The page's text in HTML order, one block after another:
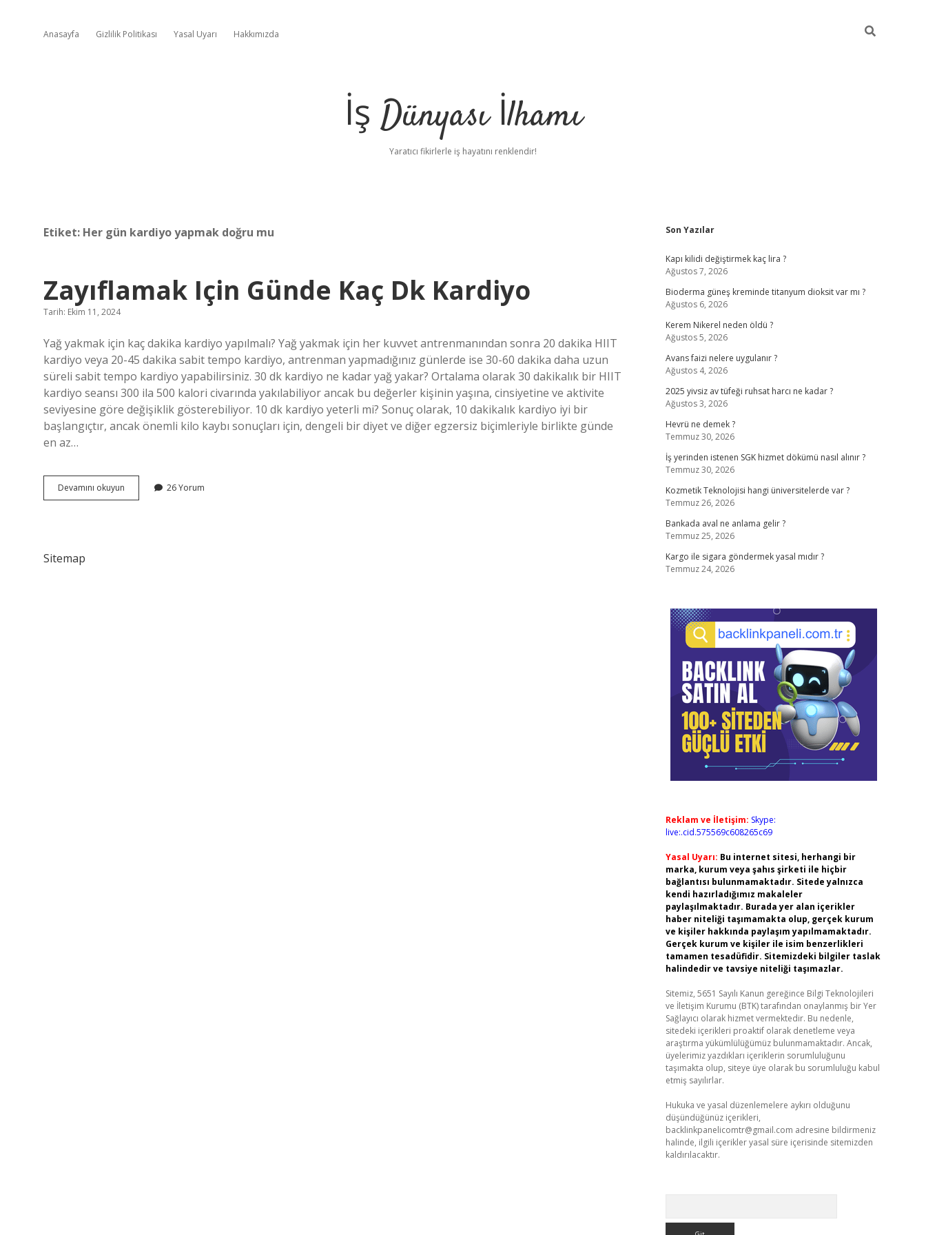
Anasayfa Gizlilik Politikası Yasal Uyarı Hakkımızda
İş Dünyası İlhamı
Yaratıcı fikirlerle iş hayatını renklendir!
Etiket: Her gün kardiyo yapmak doğru mu
Zayıflamak Için Günde Kaç Dk Kardiyo
Tarih: Ekim 11, 2024
Yağ yakmak için kaç dakika kardiyo yapılmalı? Yağ yakmak için her kuvvet antrenmanından sonra 20 dakika HIIT
kardiyo veya 20-45 dakika sabit tempo kardiyo, antrenman yapmadığınız günlerde ise 30-60 dakika daha uzun
süreli sabit tempo kardiyo yapabilirsiniz. 30 dk kardiyo ne kadar yağ yakar? Ortalama olarak 30 dakikalık bir HIIT
kardiyo seansı 300 ila 500 kalori civarında yakılabiliyor ancak bu değerler kişinin yaşına, cinsiyetine ve aktivite
seviyesine göre değişiklik gösterebiliyor. 10 dk kardiyo yeterli mi? Sonuç olarak, 10 dakikalık kardiyo iyi bir
başlangıçtır, ancak önemli kilo kaybı sonuçları için, dengeli bir diyet ve diğer egzersiz biçimleriyle birlikte günde
en az…
Devamını okuyun Zayıflamak
Için
26 Yorum
Sitemap
Sidebar
Son Yazılar
Kapı kilidi değiştirmek kaç lira ?
Ağustos 7, 2026
Bioderma güneş kreminde titanyum dioksit var mı ?
Ağustos 6, 2026
Kerem Nikerel neden öldü ?
Ağustos 5, 2026
Avans faizi nelere uygulanır ?
Ağustos 4, 2026
2025 yivsiz av tüfeği ruhsat harcı ne kadar ?
Ağustos 3, 2026
Hevrü ne demek ?
Temmuz 30, 2026
İş yerinden istenen SGK hizmet dökümü nasıl alınır ?
Temmuz 30, 2026
Kozmetik Teknolojisi hangi üniversitelerde var ?
Temmuz 26, 2026
Bankada aval ne anlama gelir ?
Temmuz 25, 2026
Kargo ile sigara göndermek yasal mıdır ?
Temmuz 24, 2026
Reklam ve İletişim: Skype:
live:.cid.575569c608265c69
Yasal Uyarı: Bu internet sitesi, herhangi bir
marka, kurum veya şahıs şirketi ile hiçbir
bağlantısı bulunmamaktadır. Sitede yalnızca
kendi hazırladığımız makaleler
paylaşılmaktadır. Burada yer alan içerikler
haber niteliği taşımamakta olup, gerçek kurum
ve kişiler hakkında paylaşım yapılmamaktadır.
Gerçek kurum ve kişiler ile isim benzerlikleri
tamamen tesadüfidir. Sitemizdeki bilgiler taslak
halindedir ve tavsiye niteliği taşımazlar.
Sitemiz, 5651 Sayılı Kanun gereğince Bilgi Teknolojileri
ve İletişim Kurumu (BTK) tarafından onaylanmış bir Yer
Sağlayıcı olarak hizmet vermektedir. Bu nedenle,
sitedeki içerikleri proaktif olarak denetleme veya
araştırma yükümlülüğümüz bulunmamaktadır. Ancak,
üyelerimiz yazdıkları içeriklerin sorumluluğunu
taşımakta olup, siteye üye olarak bu sorumluluğu kabul
etmiş sayılırlar.
Hukuka ve yasal düzenlemelere aykırı olduğunu
düşündüğünüz içerikleri,
backlinkpanelicomtr@gmail.com adresine bildirmeniz
halinde, ilgili içerikler yasal süre içerisinde sitemizden
kaldırılacaktır.